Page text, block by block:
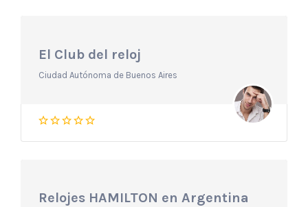
El Club del reloj
Ciudad Autónoma de Buenos Aires
Relojes HAMILTON en Argentina